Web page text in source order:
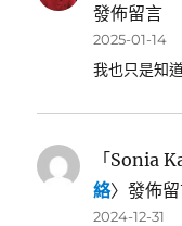
發佈留言
2025-01-14
我也只是知
「Sonia
絡〉發佈
2024-12-31